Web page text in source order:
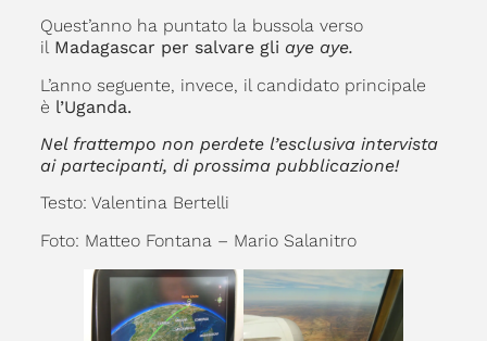
Quest’anno ha puntato la bussola verso
il Madagascar per salvare gli aye aye.
L’anno seguente, invece, il candidato principale
è l’Uganda.
Nel frattempo non perdete l’esclusiva intervista
ai partecipanti, di prossima pubblicazione!
Testo: Valentina Bertelli
Foto: Matteo Fontana – Mario Salanitro